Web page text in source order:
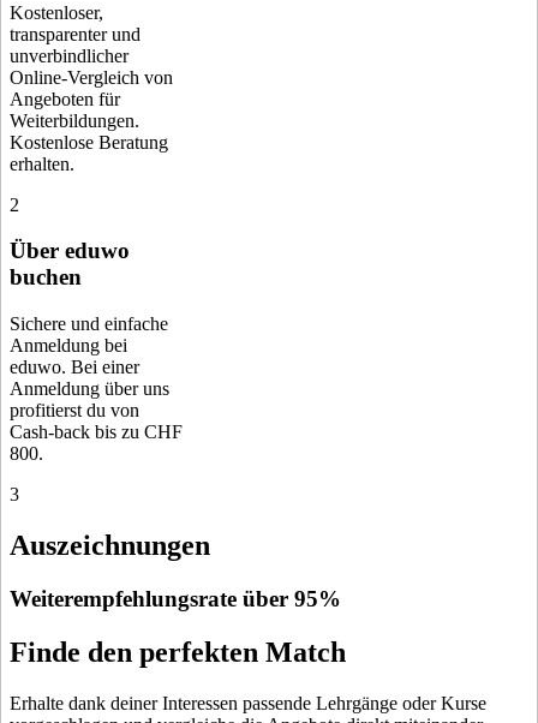
Kostenloser,
transparenter und
unverbindlicher
Online-Vergleich von
Angeboten für
Weiterbildungen.
Kostenlose Beratung
erhalten.
2
Über eduwo
buchen
Sichere und einfache
Anmeldung bei
eduwo. Bei einer
Anmeldung über uns
profitierst du von
Cash-back bis zu CHF
800.
3
Auszeichnungen
Weiterempfehlungsrate über 95%
Finde den perfekten Match
Erhalte dank deiner Interessen passende Lehrgänge oder Kurse